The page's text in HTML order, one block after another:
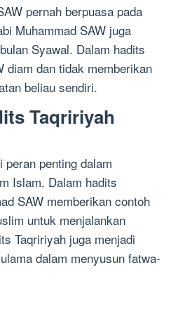
pernah berpuasa pada
Muhammad SAW juga
Syawal. Dalam hadits
diam dan tidak memberikan
beliau sendiri.
Taqririyah
penting dalam
Islam. Dalam hadits
SAW memberikan contoh
untuk menjalankan
Taqririyah juga menjadi
dalam menyusun fatwa-